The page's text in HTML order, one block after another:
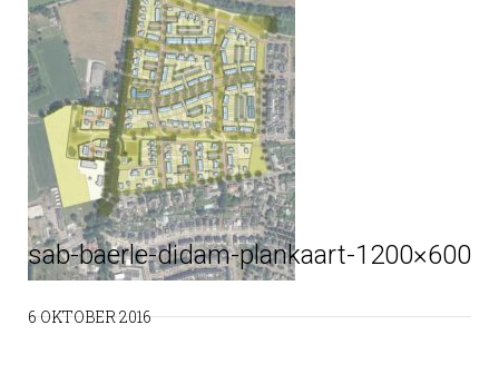
sab-baerle-didam-plankaart-1200×600
6 OKTOBER 2016